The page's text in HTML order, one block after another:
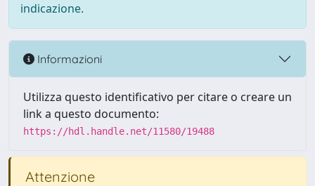
indicazione.
Informazioni
Utilizza questo identificativo per citare o creare un
link a questo documento:
https://hdl.handle.net/11580/19488
Attenzione